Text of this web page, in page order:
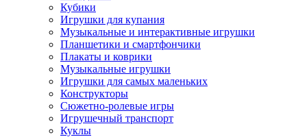
Кубики
Игрушки для купания
Музыкальные и интерактивные игрушки
Планшетики и смартфончики
Плакаты и коврики
Музыкальные игрушки
Игрушки для самых маленьких
Конструкторы
Сюжетно-ролевые игры
Игрушечный транспорт
Куклы